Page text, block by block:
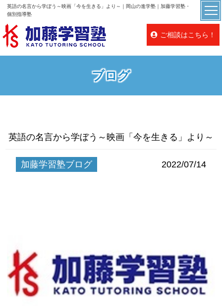
英語の名言から学ぼう～映画「今を生きる」より～｜岡山の進学塾｜加藤学習塾・
個別指導塾
ご相談はこちら！
ブログ
英語の名言から学ぼう～映画「今を生きる」より～
加藤学習塾ブログ 2022/07/14